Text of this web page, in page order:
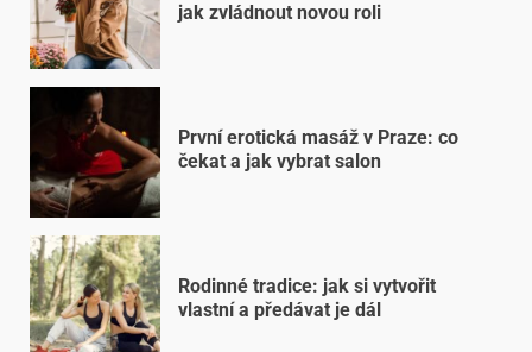
jak zvládnout novou roli
První erotická masáž v Praze: co
čekat a jak vybrat salon
Rodinné tradice: jak si vytvořit
vlastní a předávat je dál